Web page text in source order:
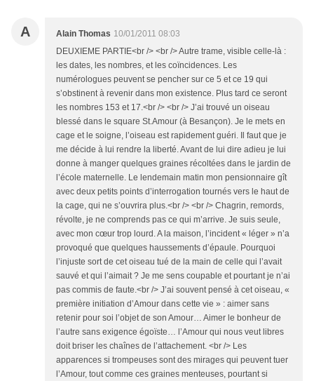
A Alain Thomas 10/01/2011 08:03
DEUXIEME PARTIE<br /> <br /> Autre trame, visible celle-là :
les dates, les nombres, et les coïncidences. Les
numérologues peuvent se pencher sur ce 5 et ce 19 qui
s’obstinent à revenir dans mon existence. Plus tard ce seront
les nombres 153 et 17.<br /> <br /> J’ai trouvé un oiseau
blessé dans le square St.Amour (à Besançon). Je le mets en
cage et le soigne, l’oiseau est rapidement guéri. Il faut que je
me décide à lui rendre la liberté. Avant de lui dire adieu je lui
donne à manger quelques graines récoltées dans le jardin de
l’école maternelle. Le lendemain matin mon pensionnaire gît
avec deux petits points d’interrogation tournés vers le haut de
la cage, qui ne s’ouvrira plus.<br /> <br /> Chagrin, remords,
révolte, je ne comprends pas ce qui m’arrive. Je suis seule,
avec mon cœur trop lourd. A la maison, l’incident « léger » n’a
provoqué que quelques haussements d’épaule. Pourquoi
l’injuste sort de cet oiseau tué de la main de celle qui l’avait
sauvé et qui l’aimait ? Je me sens coupable et pourtant je n’ai
pas commis de faute.<br /> J’ai souvent pensé à cet oiseau, «
première initiation d’Amour dans cette vie » : aimer sans
retenir pour soi l’objet de son Amour… Aimer le bonheur de
l’autre sans exigence égoïste… l’Amour qui nous veut libres
doit briser les chaînes de l’attachement. <br /> Les
apparences si trompeuses sont des mirages qui peuvent tuer
l’Amour, tout comme ces graines menteuses, pourtant si